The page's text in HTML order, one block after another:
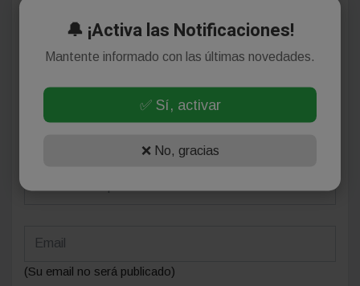
¡Sin comentarios aún!
Se el primero en comentar este artículo.
(Su email no será publicado)
🔔 ¡Activa las Notificaciones!
Mantente informado con las últimas novedades.
✅ Sí, activar
❌ No, gracias